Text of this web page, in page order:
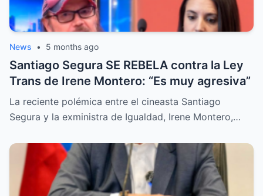
News • 5 months ago
Santiago Segura SE REBELA contra la Ley
Trans de Irene Montero: “Es muy agresiva”
La reciente polémica entre el cineasta Santiago
Segura y la exministra de Igualdad, Irene Montero,…